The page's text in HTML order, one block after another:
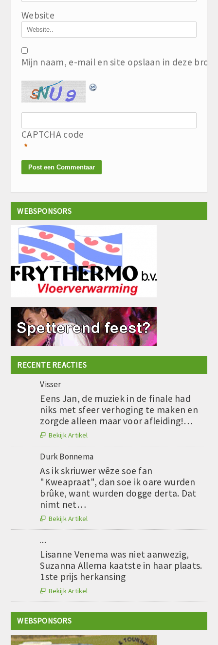
Website
Mijn naam, e-mail en site opslaan in deze
CAPTCHA code
*
WEBSPONSORS
RECENTE REACTIES
Visser
Eens Jan, de muziek in de finale had
niks met sfeer verhoging te maken en
zorgde alleen maar voor afleiding!…
 Bekijk Artikel
Durk Bonnema
As ik skriuwer wêze soe fan
"Kweapraat", dan soe ik oare wurden
brûke, want wurden dogge derta. Dat
nimt net…
 Bekijk Artikel
....
Lisanne Venema was niet aanwezig,
Suzanna Allema kaatste in haar plaats.
1ste prijs herkansing
 Bekijk Artikel
WEBSPONSORS